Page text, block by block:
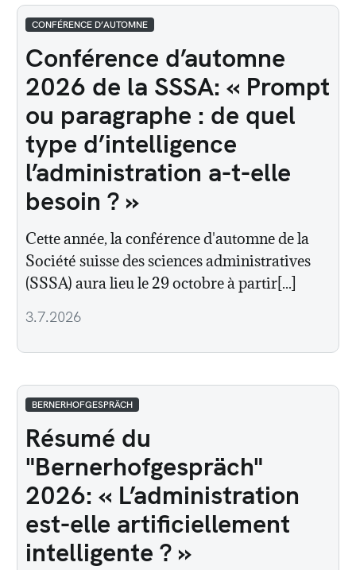
CONFÉRENCE D’AUTOMNE
Conférence d’automne
2026 de la SSSA: « Prompt
ou paragraphe : de quel
type d’intelligence
l’administration a-t-elle
besoin ? »
Cette année, la conférence d'automne de la
Société suisse des sciences administratives
(SSSA) aura lieu le 29 octobre à partir[...]
3.7.2026
BERNERHOFGESPRÄCH
Résumé du
"Bernerhofgespräch"
2026: « L’administration
est-elle artificiellement
intelligente ? »